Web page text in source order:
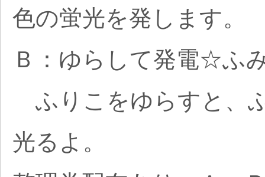
色の蛍光を発します。
Ｂ：ゆらして発電☆ふ
ふりこをゆらすと、
光るよ。